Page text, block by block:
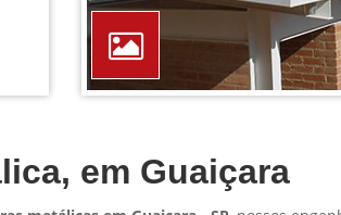
Solicitar Orçamento